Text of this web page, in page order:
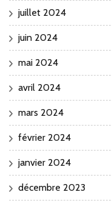
juillet 2024
juin 2024
mai 2024
avril 2024
mars 2024
février 2024
janvier 2024
décembre 2023